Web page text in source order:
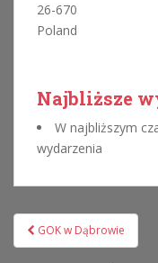
26-670
Poland
Najbliższe
W najbliższym
wydarzenia
Nawigacja
wpisu
GOK w Dąbrowie